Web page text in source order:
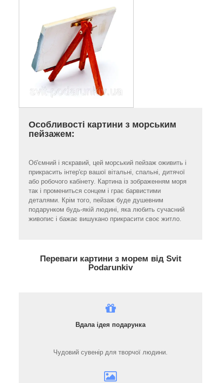
Особливості картини з морським
пейзажем:
Об'ємний і яскравий, цей морський пейзаж оживить і
прикрасить інтер'єр вашої вітальні, спальні, дитячої
або робочого кабінету. Картина із зображенням моря
так і промениться сонцем і грає барвистими
деталями. Крім того, пейзаж буде душевним
подарунком будь-якій людині, яка любить сучасний
живопис і бажає вишукано прикрасити своє житло.
Переваги картини з морем від Svit
Podarunkiv
Вдала ідея подарунка
Чудовий сувенір для творчої людини.